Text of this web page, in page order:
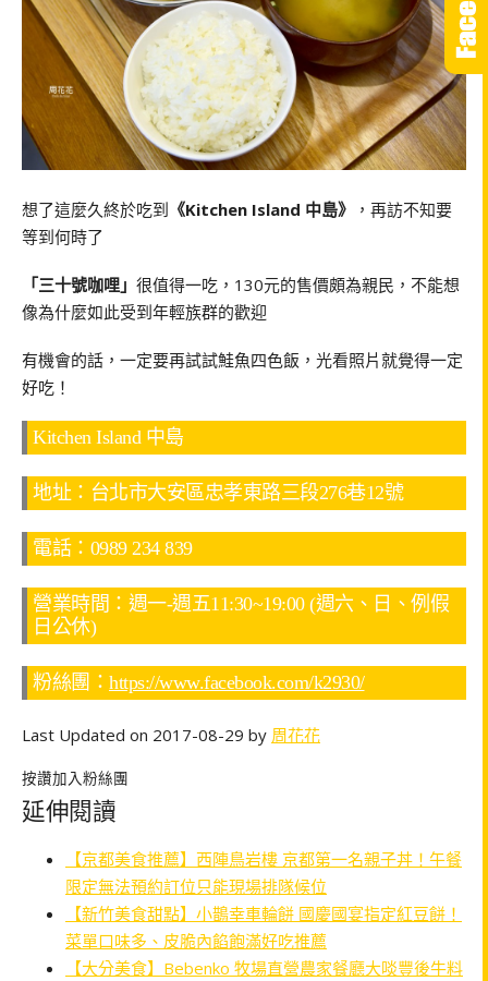
想了這麼久終於吃到 《Kitchen Island 中島》
，再訪不知要
等到何時了
「三十號咖哩」 很值得一吃，130元的售價頗為親民，不能想
像為什麼如此受到年輕族群的歡迎
有機會的話，一定要再試試鮭魚四色飯，光看照片就覺得一定
好吃！
Kitchen Island 中島
地址：台北市大安區忠孝東路三段276巷12號
電話：0989 234 839
營業時間：週一-週五11:30~19:00 (週六、日、例假
日公休)
粉絲團： https://www.facebook.com/k2930/
Last Updated on 2017-08-29 by 周花花
按讚加入粉絲團
延伸閱讀
【京都美食推薦】西陣鳥岩樓 京都第一名親子丼！午餐
限定無法預約訂位只能現場排隊候位
【新竹美食甜點】小鵲幸車輪餅 國慶國宴指定紅豆餅！
菜單口味多、皮脆內餡飽滿好吃推薦
【大分美食】Bebenko 牧場直營農家餐廳大啖豐後牛料